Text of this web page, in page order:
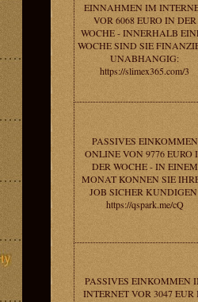
EINNAHMEN IM
VOR 6068 EURO IN DER
WOCHE - INNERHALB
WOCHE SIND SIE
UNABHANGIG:
https://slimex365.com/3
PASSIVES EINKOMMEN
ONLINE VON 9776 EURO
DER WOCHE - IN EINEM
MONAT KONNEN SIE
JOB SICHER
https://qspark.me/cQ
PASSIVES EINKOMMEN
INTERNET VOR 3047 EUR